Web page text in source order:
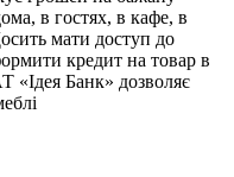
в гостях, в кафе, в
мати доступ до
кредит на товар в
«Ідея Банк» дозволяє